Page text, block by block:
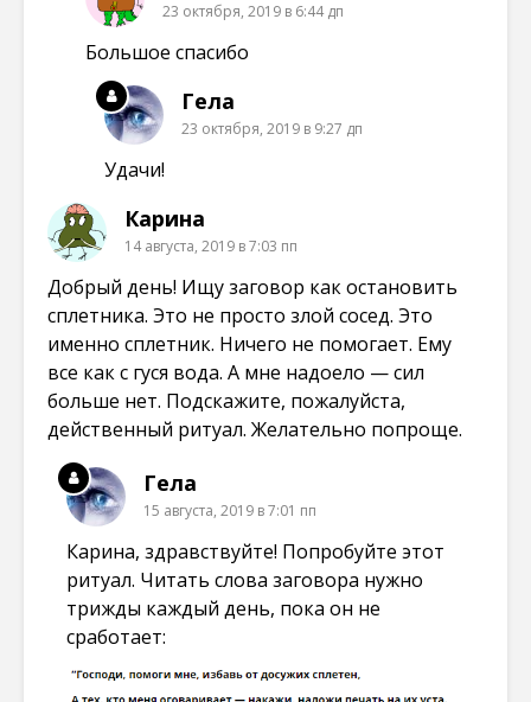
23 октября, 2019 в 6:44 дп
Большое спасибо
Гела
23 октября, 2019 в 9:27 дп
Удачи!
Карина
14 августа, 2019 в 7:03 пп
Добрый день! Ищу заговор как остановить
сплетника. Это не просто злой сосед. Это
именно сплетник. Ничего не помогает. Ему
все как с гуся вода. А мне надоело — сил
больше нет. Подскажите, пожалуйста,
действенный ритуал. Желательно попроще.
Гела
15 августа, 2019 в 7:01 пп
Карина, здравствуйте! Попробуйте этот
ритуал. Читать слова заговора нужно
трижды каждый день, пока он не
сработает: